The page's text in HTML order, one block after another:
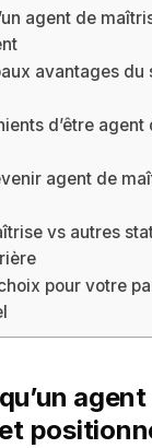
agent de
avantages du
d’être agent
agent de
vs autres
pour votre